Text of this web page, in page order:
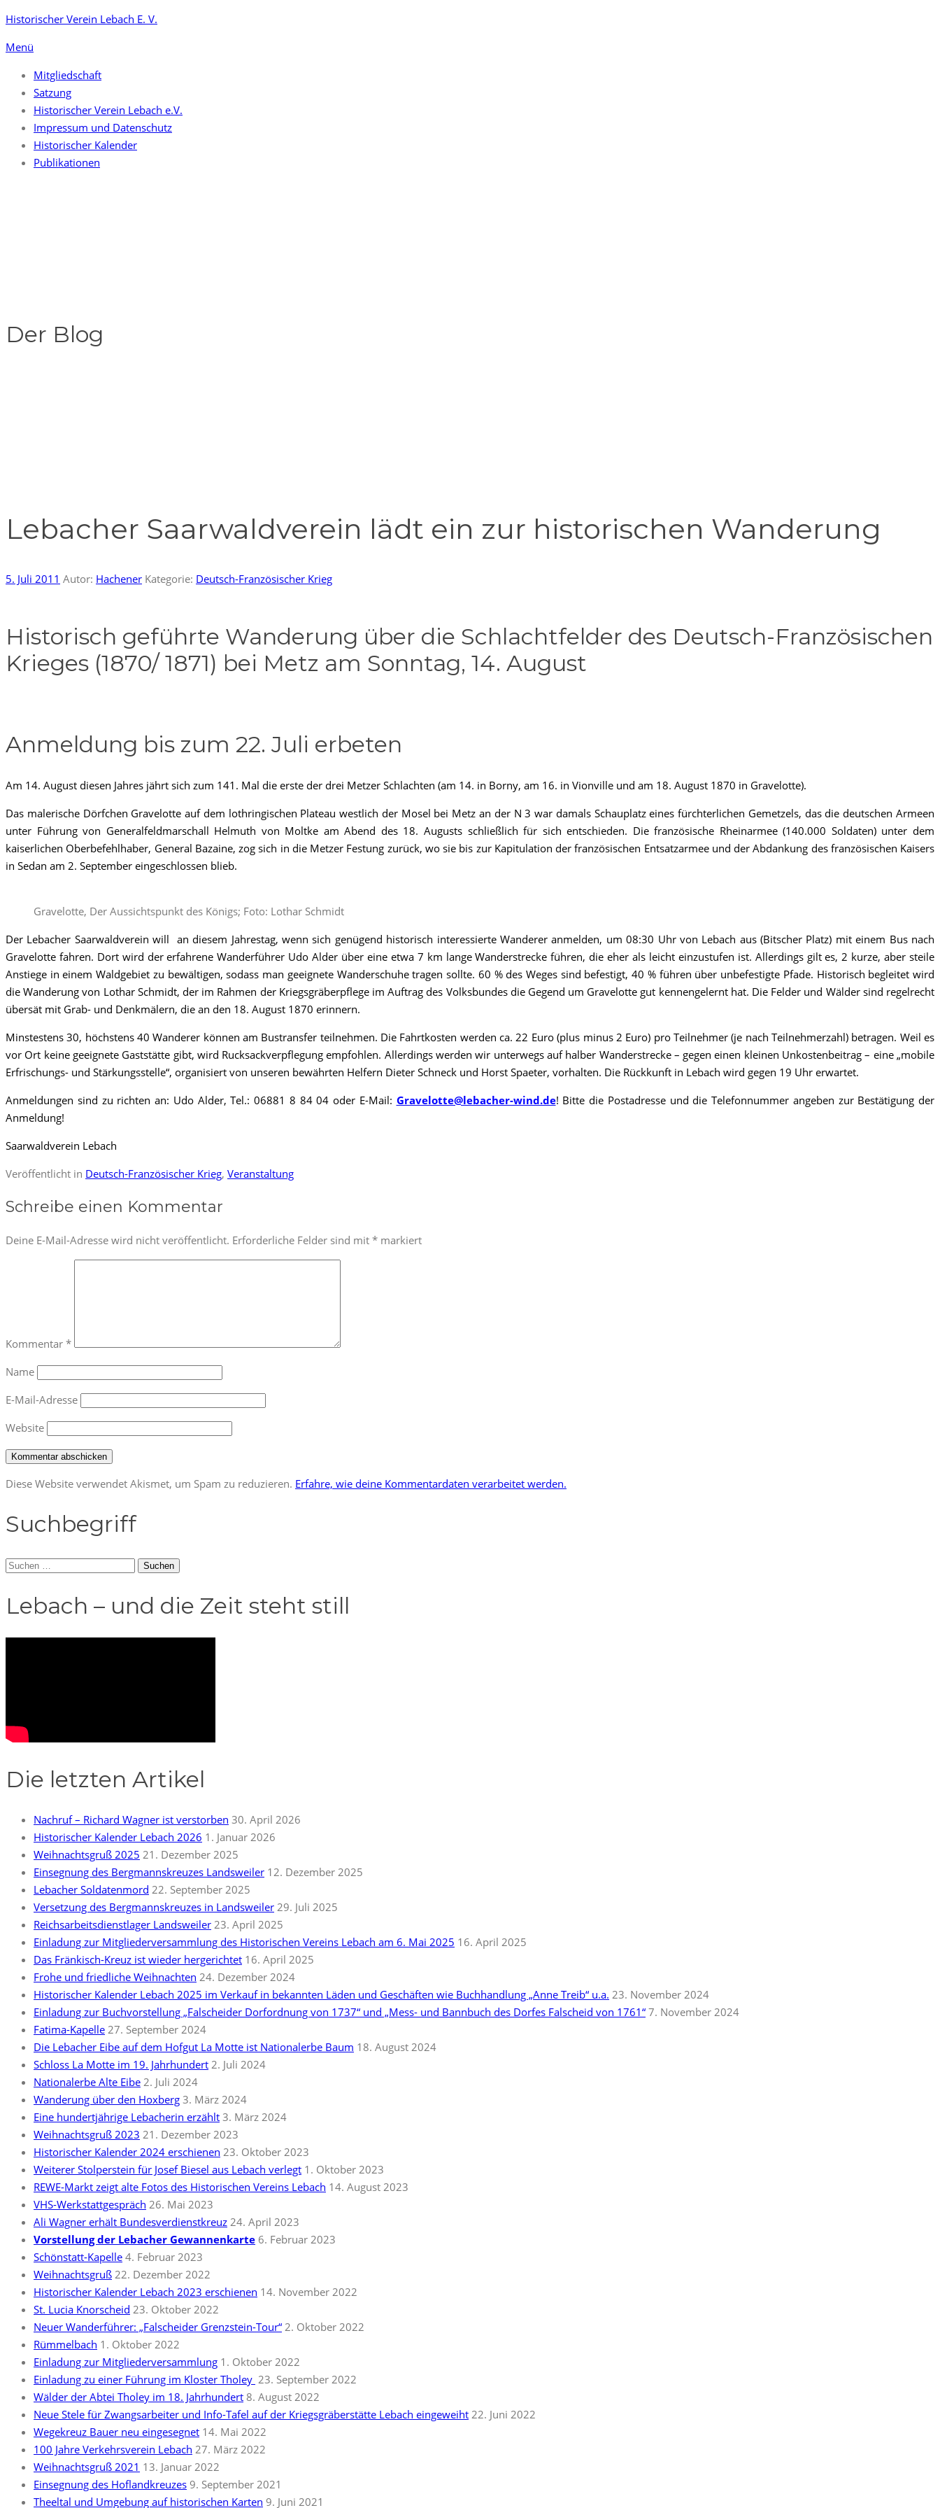
Zum
springen
Historischer Verein Lebach E. V.
Menü
Mitgliedschaft
Satzung
Historischer Verein Lebach e.V.
Impressum und Datenschutz
Historischer Kalender
Publikationen
Der Blog
Lebacher Saarwaldverein lädt ein zur historischen Wanderung
5. Juli 2011 Autor: Hachener Kategorie: Deutsch-Französischer Krieg
Historisch geführte Wanderung über die Schlachtfelder des Deutsch-Französischen
Krieges (1870/ 1871) bei Metz am Sonntag, 14. August
Anmeldung bis zum 22. Juli erbeten
Am 14. August diesen Jahres jährt sich zum 141. Mal die erste der drei Metzer Schlachten (am 14. in Borny, am 16. in Vionville und am 18. August 1870 in Gravelotte).
Das malerische Dörfchen Gravelotte auf dem lothringischen Plateau westlich der Mosel bei Metz an der N 3 war damals Schauplatz eines fürchterlichen Gemetzels, das die deutschen Armeen
unter Führung von Generalfeldmarschall Helmuth von Moltke am Abend des 18. Augusts schließlich für sich entschieden. Die französische Rheinarmee (140.000 Soldaten) unter dem
kaiserlichen Oberbefehlhaber, General Bazaine, zog sich in die Metzer Festung zurück, wo sie bis zur Kapitulation der französischen Entsatzarmee und der Abdankung des französischen Kaisers
in Sedan am 2. September eingeschlossen blieb.
Gravelotte, Der Aussichtspunkt des Königs; Foto: Lothar Schmidt
Der Lebacher Saarwaldverein will an diesem Jahrestag, wenn sich genügend historisch interessierte Wanderer anmelden, um 08:30 Uhr von Lebach aus (Bitscher Platz) mit einem Bus nach
Gravelotte fahren. Dort wird der erfahrene Wanderführer Udo Alder über eine etwa 7 km lange Wanderstrecke führen, die eher als leicht einzustufen ist. Allerdings gilt es, 2 kurze, aber steile
Anstiege in einem Waldgebiet zu bewältigen, sodass man geeignete Wanderschuhe tragen sollte. 60 % des Weges sind befestigt, 40 % führen über unbefestigte Pfade. Historisch begleitet wird
die Wanderung von Lothar Schmidt, der im Rahmen der Kriegsgräberpflege im Auftrag des Volksbundes die Gegend um Gravelotte gut kennengelernt hat. Die Felder und Wälder sind regelrecht
übersät mit Grab- und Denkmälern, die an den 18. August 1870 erinnern.
Minstestens 30, höchstens 40 Wanderer können am Bustransfer teilnehmen. Die Fahrtkosten werden ca. 22 Euro (plus minus 2 Euro) pro Teilnehmer (je nach Teilnehmerzahl) betragen. Weil es
vor Ort keine geeignete Gaststätte gibt, wird Rucksackverpflegung empfohlen. Allerdings werden wir unterwegs auf halber Wanderstrecke – gegen einen kleinen Unkostenbeitrag – eine „mobile
Erfrischungs- und Stärkungsstelle“, organisiert von unseren bewährten Helfern Dieter Schneck und Horst Spaeter, vorhalten. Die Rückkunft in Lebach wird gegen 19 Uhr erwartet.
Anmeldungen sind zu richten an: Udo Alder, Tel.: 06881 8 84 04 oder E-Mail: Gravelotte@lebacher-wind.de! Bitte die Postadresse und die Telefonnummer angeben zur Bestätigung der
Anmeldung!
Saarwaldverein Lebach
Veröffentlicht in Deutsch-Französischer Krieg, Veranstaltung
Schreibe einen Kommentar
Deine E-Mail-Adresse wird nicht veröffentlicht. Erforderliche Felder sind mit * markiert
Kommentar *
Name
E-Mail-Adresse
Website
Diese Website verwendet Akismet, um Spam zu reduzieren. Erfahre, wie deine Kommentardaten verarbeitet werden.
Suchbegriff
Suchen
Lebach – und die Zeit steht still
Die letzten Artikel
Nachruf – Richard Wagner ist verstorben 30. April 2026
Historischer Kalender Lebach 2026 1. Januar 2026
Weihnachtsgruß 2025 21. Dezember 2025
Einsegnung des Bergmannskreuzes Landsweiler 12. Dezember 2025
Lebacher Soldatenmord 22. September 2025
Versetzung des Bergmannskreuzes in Landsweiler 29. Juli 2025
Reichsarbeitsdienstlager Landsweiler 23. April 2025
Einladung zur Mitgliederversammlung des Historischen Vereins Lebach am 6. Mai 2025 16. April 2025
Das Fränkisch-Kreuz ist wieder hergerichtet 16. April 2025
Frohe und friedliche Weihnachten 24. Dezember 2024
Historischer Kalender Lebach 2025 im Verkauf in bekannten Läden und Geschäften wie Buchhandlung „Anne Treib“ u.a. 23. November 2024
Einladung zur Buchvorstellung „Falscheider Dorfordnung von 1737“ und „Mess- und Bannbuch des Dorfes Falscheid von 1761“ 7. November 2024
Fatima-Kapelle 27. September 2024
Die Lebacher Eibe auf dem Hofgut La Motte ist Nationalerbe Baum 18. August 2024
Schloss La Motte im 19. Jahrhundert 2. Juli 2024
Nationalerbe Alte Eibe 2. Juli 2024
Wanderung über den Hoxberg 3. März 2024
Eine hundertjährige Lebacherin erzählt 3. März 2024
Weihnachtsgruß 2023 21. Dezember 2023
Historischer Kalender 2024 erschienen 23. Oktober 2023
Weiterer Stolperstein für Josef Biesel aus Lebach verlegt 1. Oktober 2023
REWE-Markt zeigt alte Fotos des Historischen Vereins Lebach 14. August 2023
VHS-Werkstattgespräch 26. Mai 2023
Ali Wagner erhält Bundesverdienstkreuz 24. April 2023
Vorstellung der Lebacher Gewannenkarte 6. Februar 2023
Schönstatt-Kapelle 4. Februar 2023
Weihnachtsgruß 22. Dezember 2022
Historischer Kalender Lebach 2023 erschienen 14. November 2022
St. Lucia Knorscheid 23. Oktober 2022
Neuer Wanderführer: „Falscheider Grenzstein-Tour“ 2. Oktober 2022
Rümmelbach 1. Oktober 2022
Einladung zur Mitgliederversammlung 1. Oktober 2022
Einladung zu einer Führung im Kloster Tholey 23. September 2022
Wälder der Abtei Tholey im 18. Jahrhundert 8. August 2022
Neue Stele für Zwangsarbeiter und Info-Tafel auf der Kriegsgräberstätte Lebach eingeweiht 22. Juni 2022
Wegekreuz Bauer neu eingesegnet 14. Mai 2022
100 Jahre Verkehrsverein Lebach 27. März 2022
Weihnachtsgruß 2021 13. Januar 2022
Einsegnung des Hoflandkreuzes 9. September 2021
Theeltal und Umgebung auf historischen Karten 9. Juni 2021